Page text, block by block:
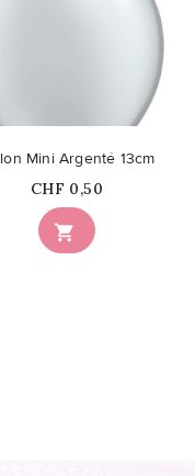

Mini Argenté 13cm
Prix
CHF 0,50